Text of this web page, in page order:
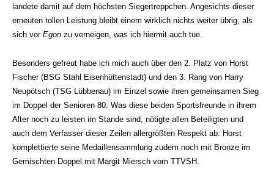
landete damit auf dem höchsten Siegertreppchen. Angesichts dieser
erneuten tollen Leistung bleibt einem wirklich nichts weiter übrig, als
sich vor Egon zu verneigen, was ich hiermit auch tue.
Besonders gefreut habe ich mich auch über den 2. Platz von Horst
Fischer (BSG Stahl Eisenhüttenstadt) und den 3. Rang von Harry
Neupötsch (TSG Lübbenau) im Einzel sowie ihren gemeinsamen Sieg
im Doppel der Senioren 80. Was diese beiden Sportsfreunde in ihrem
Alter noch zu leisten im Stande sind, nötigte allen Beteiligten und
auch dem Verfasser dieser Zeilen allergrößten Respekt ab. Horst
komplettierte seine Medaillensammlung zudem noch mit Bronze im
Gemischten Doppel mit Margit Miersch vom TTVSH.